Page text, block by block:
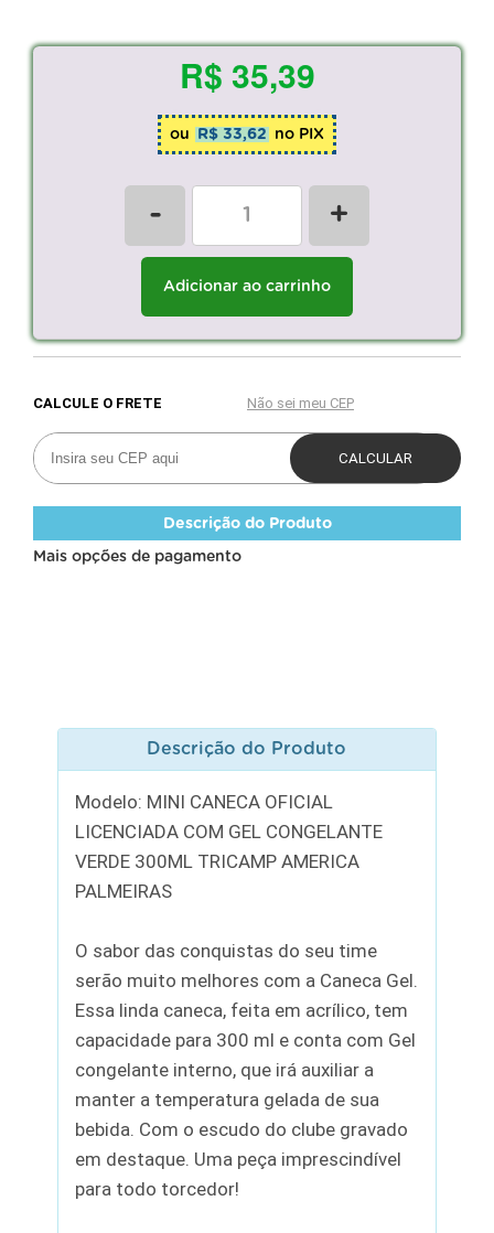
R$ 35,39
ou R$ 33,62 no PIX
- +
Adicionar ao carrinho
Descrição do Produto
Mais opções de pagamento
Descrição do Produto
Modelo: MINI CANECA OFICIAL
LICENCIADA COM GEL CONGELANTE
VERDE 300ML TRICAMP AMERICA
PALMEIRAS
O sabor das conquistas do seu time
serão muito melhores com a Caneca Gel.
Essa linda caneca, feita em acrílico, tem
capacidade para 300 ml e conta com Gel
congelante interno, que irá auxiliar a
manter a temperatura gelada de sua
bebida. Com o escudo do clube gravado
em destaque. Uma peça imprescindível
para todo torcedor!